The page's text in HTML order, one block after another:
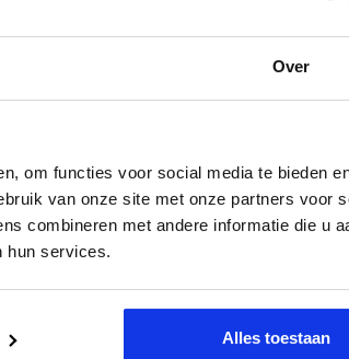
Over
om functies voor social media te bieden
van onze site met onze partners voor
combineren met andere informatie die u
hun services.
Alles toestaan
electronic climate controle elektrisch
A3
Sportback 40 TFSIe Advanced
achteruitrijcamera
Apple Carplay/Android
Kopen